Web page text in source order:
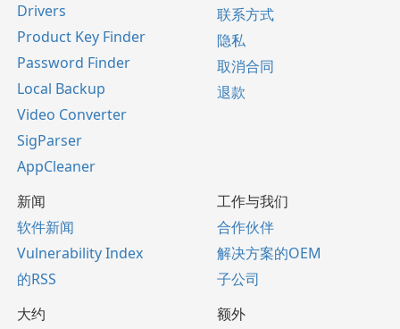
Drivers
Product Key Finder
Password Finder
Local Backup
Video Converter
SigParser
AppCleaner
联系方式
隐私
取消合同
退款
新闻
软件新闻
Vulnerability Index
的RSS
工作与我们
合作伙伴
解决方案的OEM
子公司
大约
额外